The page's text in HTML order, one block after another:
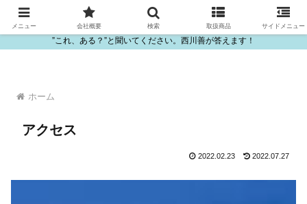
ビニール・プラスチック製品の卸販売は西川善
”これ、ある？”と聞いてください。西川善が答えます！
ホーム
アクセス
2022.02.23 2022.07.27
メニュー 会社概要 検索 取扱商品 サイドメニュー